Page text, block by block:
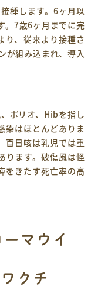
種します。6ヶ月以
。7歳6ヶ月までに完
り、従来より接種さ
が組み込まれ、導入
ポリオ、Hibを指し
染はほとんどありま
百日咳は乳児では重
ります。破傷風は怪
をきたす死亡率の高
マウイ
クチ